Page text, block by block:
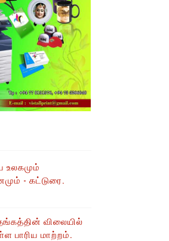
- கட்டுரை.
விலையில்
பாரிய மாற்றம்.